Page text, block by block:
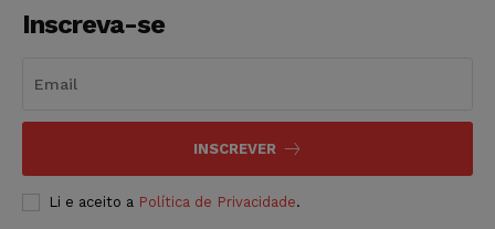
Inscreva-se
INSCREVER
Li e aceito a Política de Privacidade.